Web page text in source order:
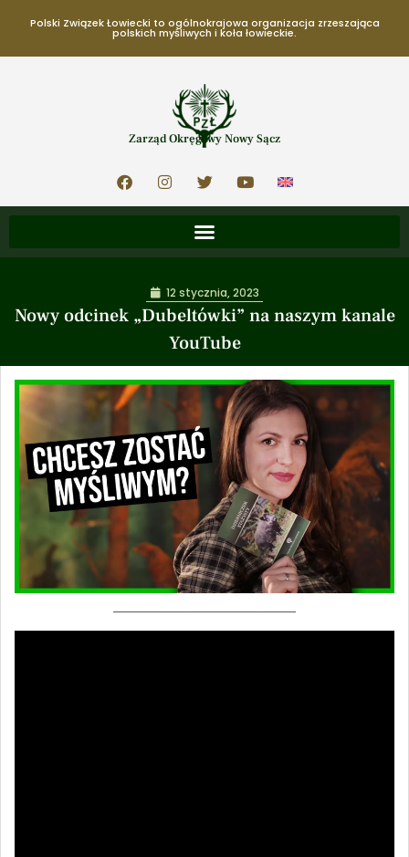
Polski Związek Łowiecki to ogólnokrajowa organizacja zrzeszająca
polskich myśliwych i koła łowieckie.
Zarząd Okręgowy Nowy Sącz
Nowy odcinek „Dubeltówki” na naszym kanale
YouTube
12 stycznia, 2023